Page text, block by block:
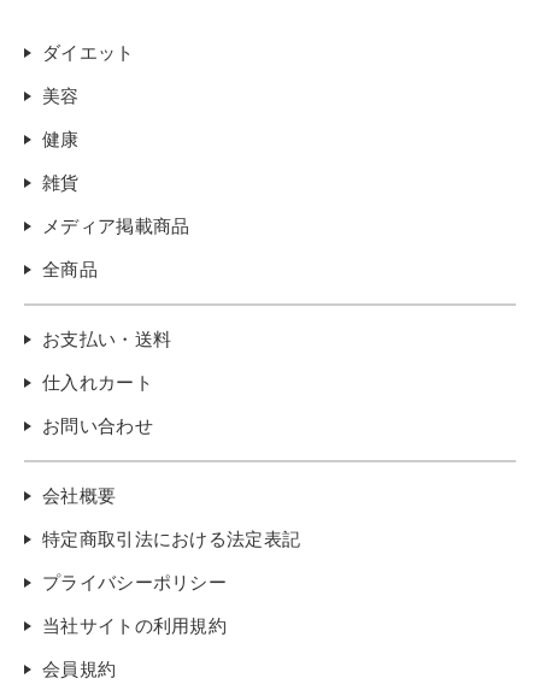
ダイエット
美容
健康
雑貨
メディア掲載商品
全商品
お支払い・送料
仕入れカート
お問い合わせ
会社概要
特定商取引法における法定表記
プライバシーポリシー
当社サイトの利用規約
会員規約